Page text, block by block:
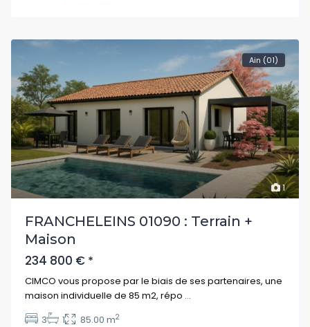
1
Ain (01)
FRANCHELEINS 01090 : Terrain +
Maison
234 800 € *
CIMCO vous propose par le biais de ses partenaires, une
maison individuelle de 85 m2, répo
3 1 85.00 m2